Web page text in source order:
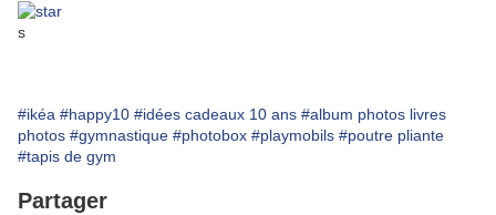
s
#ikéa #happy10 #idées cadeaux 10 ans #album photos livres
photos #gymnastique #photobox #playmobils #poutre pliante
#tapis de gym
Partager